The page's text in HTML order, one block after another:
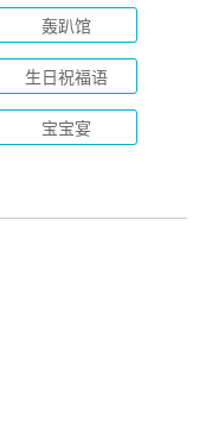
轰趴馆
生日祝福语
宝宝宴